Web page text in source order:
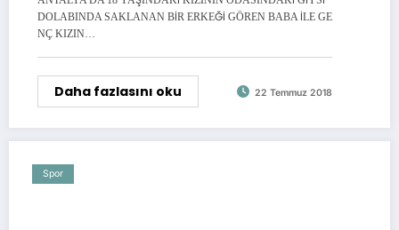
DOLABINDA SAKLANAN BİR ERKEĞİ GÖREN BABA İLE GE
NÇ KIZIN…
Daha fazlasını oku 22 Temmuz 2018
Spor